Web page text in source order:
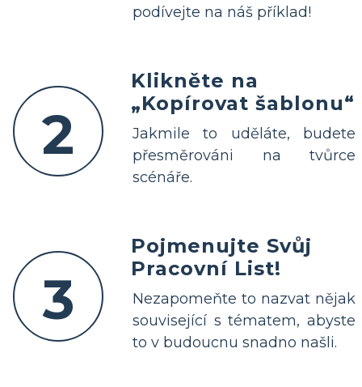
podívejte na náš příklad!
2
Klikněte na
„Kopírovat šablonu“
Jakmile to uděláte, budete
přesměrováni na tvůrce
scénáře.
3
Pojmenujte Svůj
Pracovní List!
Nezapomeňte to nazvat nějak
související s tématem, abyste
to v budoucnu snadno našli.